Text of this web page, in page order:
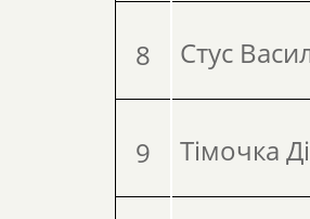
8 Стус
9 Тімочка